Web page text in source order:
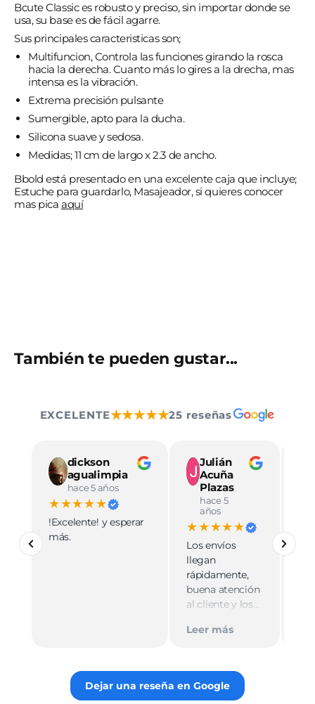
Bcute Classic es robusto y preciso, sin importar donde se
usa, su base es de fácil agarre.
Sus principales caracteristicas son;
Multifuncion, Controla las funciones girando la rosca
hacia la derecha. Cuanto más lo gires a la drecha, mas
intensa es la vibración.
Extrema precisión pulsante
Sumergible, apto para la ducha.
Silicona suave y sedosa.
Medidas; 11 cm de largo x 2.3 de ancho.
Bbold está presentado en una excelente caja que incluye;
Estuche para guardarlo, Masajeador, si quieres conocer
mas pica aquí
También te pueden gustar...
EXCELENTE★★★★★25 reseñas
dickson
agualimpia
hace 5 años
★★★★★
!Excelente! y esperar
más.
Julián
Acuña
Plazas
hace 5
años
★★★★★
Los envíos
llegan
rápidamente,
buena atención
al cliente y los
discretos.
Leer más
Dejar una reseña en Google